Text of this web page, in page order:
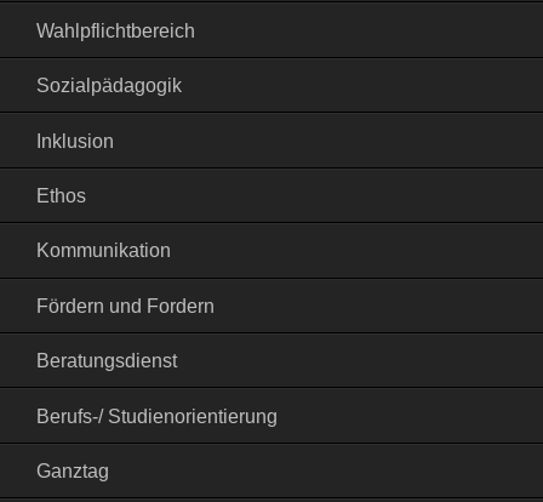
Wahlpflichtbereich
Sozialpädagogik
Inklusion
Ethos
Kommunikation
Fördern und Fordern
Beratungsdienst
Berufs-/ Studienorientierung
Ganztag